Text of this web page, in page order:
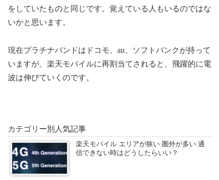
をしていたものと同じです。覚えている人もいるのではな
いかと思います。
現在プラチナバンドはドコモ、au、ソフトバンクが持って
いますが、楽天モバイルに再割当てされると、飛躍的に電
波は伸びていくのです。
カテゴリー別人気記事
楽天モバイル エリアが狭い 圏外が多い 通
信できない時はどうしたらいい？